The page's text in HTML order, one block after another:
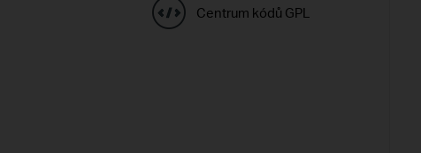
Centrum kódů GPL